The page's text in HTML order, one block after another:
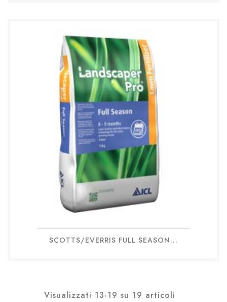
SCOTTS/EVERRIS FULL SEASON...
Visualizzati 13-19 su 19 articoli